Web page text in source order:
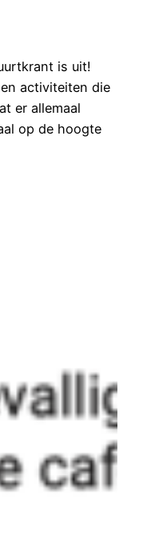
is uit!
activiteiten die
er allemaal
op de hoogte